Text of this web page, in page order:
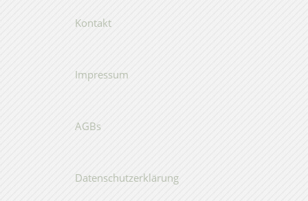
Kontakt
Impressum
AGBs
Datenschutzerklärung